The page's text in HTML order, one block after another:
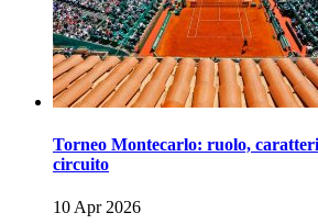
Torneo Montecarlo: ruolo,
circuito
10 Apr 2026